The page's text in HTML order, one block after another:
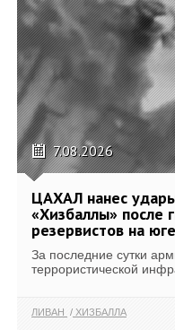
7.08.2026
ЦАХАЛ нанес
«Хизбаллы» после
резервистов на
За последние сутки
террористической
ЛИВАН ХИЗБАЛЛА